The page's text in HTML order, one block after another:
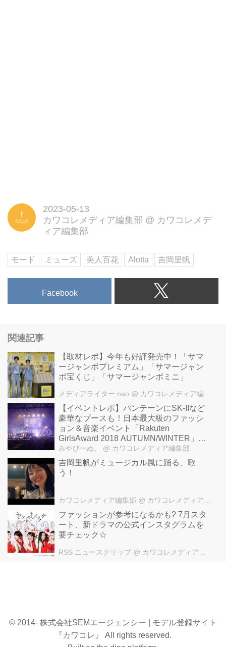
2023-05-13
カワコレメディア編集部 @ カワコレメデ
ィア編集部
モード ミューズ 美人百花 Alotta 吉岡里帆
Facebook
関連記事
【取材レポ】今年も好評発売中！「サマ
ージャンボプレミアム」「サマージャン
ボ宝くじ」「サマージャンボミニ」
メディアライター nao @ カワコレメディア編集部
【イベントレポ】パンテーンにSK-IIなど
豪華なブースも！日本最大級のファッシ
ョン＆音楽イベント「Rakuten
GirlsAward 2018 AUTUMN/WINTER」に
いってきました！
みやびーぬ。 @ カワコレメディア編集部
吉岡里帆がミュージカル風に踊る、歌
う！
カワコレメディア編集部 @ カワコレメディア編集部
ファッションが参考になるかも? 7月スタ
ート、新ドラマの公式インスタグラムを
要チェック☆
RSS ニュースクリップ @ カワコレメディア編集部
© 2014- 株式会社SEMエージェンシー | モデル登録サイト
『カワコレ』 All rights reserved.